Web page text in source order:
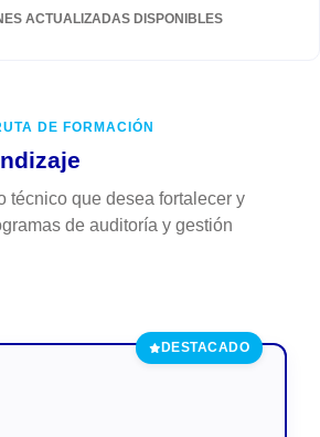
ACTUALIZADAS DISPONIBLES
DE FORMACIÓN
técnico que desea fortalecer y
de auditoría y gestión
DESTACADO